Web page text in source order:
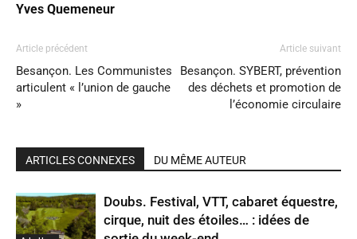
Yves Quemeneur
Article précédent
Besançon. Les Communistes
articulent « l’union de gauche
»
Article suivant
Besançon. SYBERT, prévention
des déchets et promotion de
l’économie circulaire
ARTICLES CONNEXES DU MÊME AUTEUR
Doubs. Festival, VTT, cabaret équestre,
cirque, nuit des étoiles… : idées de